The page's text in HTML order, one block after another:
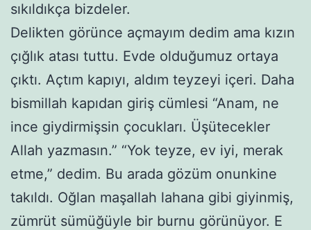
sıkıldıkça bizdeler.
Delikten görünce açmayım dedim ama kızın
çığlık atası tuttu. Evde olduğumuz ortaya
çıktı. Açtım kapıyı, aldım teyzeyi içeri. Daha
bismillah kapıdan giriş cümlesi “Anam, ne
ince giydirmişsin çocukları. Üşütecekler
Allah yazmasın.” “Yok teyze, ev iyi, merak
etme,” dedim. Bu arada gözüm onunkine
takıldı. Oğlan maşallah lahana gibi giyinmiş,
zümrüt sümüğüyle bir burnu görünüyor. E